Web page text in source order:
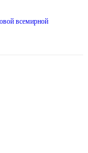
всемирной